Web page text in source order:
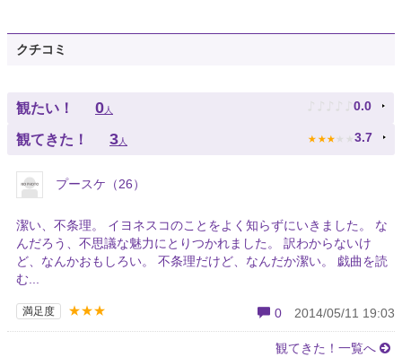
クチコミ
観たい！ 0人 ♪ ♪ ♪ ♪ ♪ 0.0
観てきた！ 3人 ★ ★ ★ ★ ★ 3.7
プースケ（26）
潔い、不条理。 イヨネスコのことをよく知らずにいきました。 な
んだろう、不思議な魅力にとりつかれました。 訳わからないけ
ど、なんかおもしろい。 不条理だけど、なんだか潔い。 戯曲を読
む...
満足度 ★★★ 0 2014/05/11 19:03
観てきた！一覧へ